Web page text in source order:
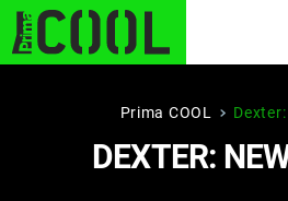
STARHOUSE BUFFY,
PLNEJ KOTEL
Prima COOL
DEXTER: